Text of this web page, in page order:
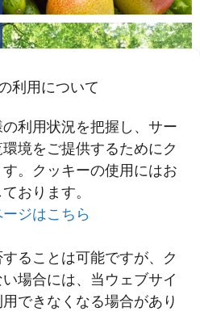
利用について
利用状況を把握し、サー
境をご提供するためにク
。クッキーの使用にはお
おります。
ジはこちら
ることは可能ですが、ク
場合には、当ウェブサイ
できなくなる場合があり